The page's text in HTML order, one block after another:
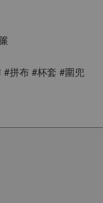
#拼布 #杯套 #圍兜